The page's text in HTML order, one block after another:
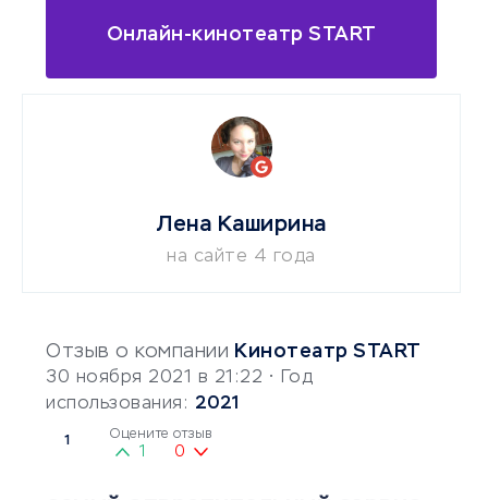
Онлайн-кинотеатр START
Отзыв о компании Кинотеатр START
30 ноября 2021 в 21:22 • Год
использования: 2021
1 Оцените отзыв
1 0
Лена Каширина
на сайте 4 года